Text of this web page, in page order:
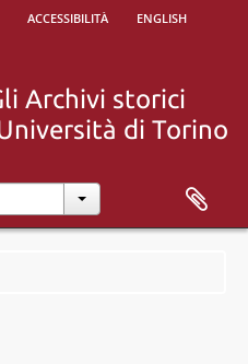
accessibilità
english